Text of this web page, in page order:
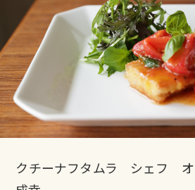
クチーナフタムラ シェフ オ